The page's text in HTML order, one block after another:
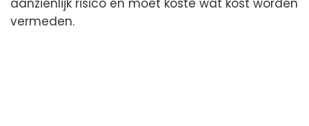
aanzienlijk risico en moet koste wat kost worden
vermeden.